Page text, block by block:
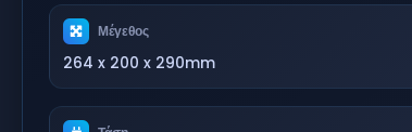
Μέγεθος
264 x 200 x 290mm